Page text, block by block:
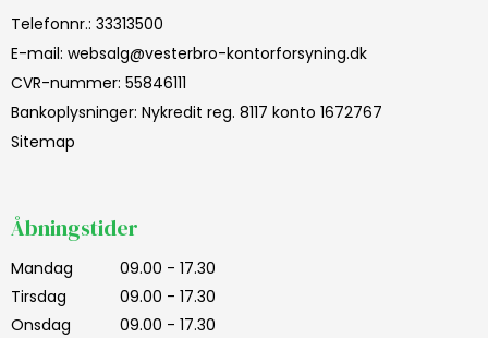
Telefonnr.: 33313500
E-mail: websalg@vesterbro-kontorforsyning.dk
CVR-nummer: 55846111
Bankoplysninger: Nykredit reg. 8117 konto 1672767
Sitemap
Åbningstider
Mandag
09.00 - 17.30
Tirsdag
09.00 - 17.30
Onsdag
09.00 - 17.30